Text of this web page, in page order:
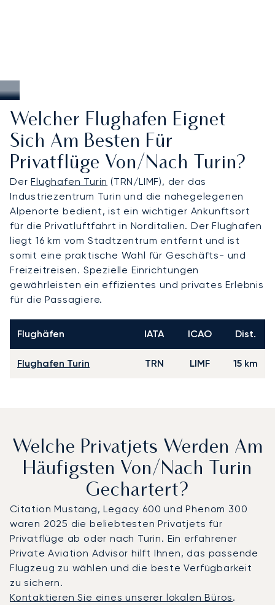
Welcher Flughafen Eignet
Sich Am Besten Für
Privatflüge Von/nach Turin?
DerFlughafen Turin (TRN/LIMF), der das
Industriezentrum Turin und die nahegelegenen
Alpenorte bedient, ist ein wichtiger Ankunftsort
für die Privatluftfahrt in Norditalien. Der Flughafen
liegt 16 km vom Stadtzentrum entfernt und ist
somit eine praktische Wahl für Geschäfts- und
Freizeitreisen. Spezielle Einrichtungen
gewährleisten ein effizientes und privates Erlebnis
für die Passagiere.
Flughäfen IATA ICAO Dist.
Flughafen Turin TRN LIMF 15 km
Welche Privatjets Werden Am
Häufigsten Von/nach Turin
Gechartert?
Citation Mustang, Legacy 600 und Phenom 300
waren 2025 die beliebtesten Privatjets für
Privatflüge ab oder nach Turin. Ein erfahrener
Private Aviation Advisor hilft Ihnen, das passende
Flugzeug zu wählen und die beste Verfügbarkeit
zu sichern.
Kontaktieren Sie eines unserer lokalen Büros.